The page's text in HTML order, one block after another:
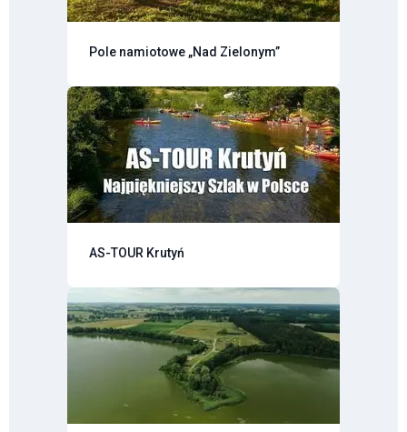
Pole namiotowe „Nad Zielonym”
AS-TOUR Krutyń